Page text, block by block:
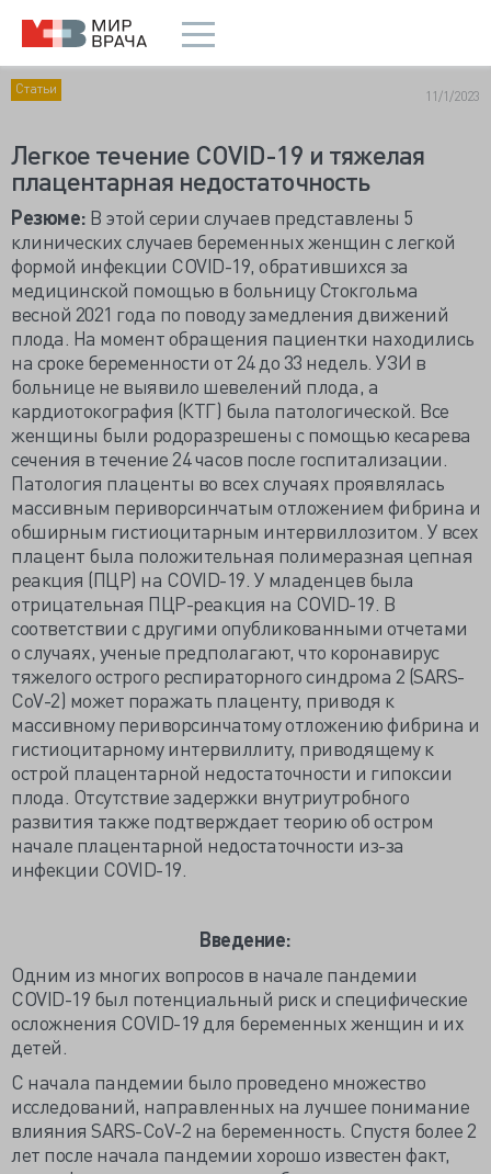
Статьи 11/1/2023
Легкое течение COVID-19 и тяжелая
плацентарная недостаточность
Резюме: В этой серии случаев представлены 5
клинических случаев беременных женщин с легкой
формой инфекции COVID-19, обратившихся за
медицинской помощью в больницу Стокгольма
весной 2021 года по поводу замедления движений
плода. На момент обращения пациентки находились
на сроке беременности от 24 до 33 недель. УЗИ в
больнице не выявило шевелений плода, а
кардиотокография (КТГ) была патологической. Все
женщины были родоразрешены с помощью кесарева
сечения в течение 24 часов после госпитализации.
Патология плаценты во всех случаях проявлялась
массивным периворсинчатым отложением фибрина и
обширным гистиоцитарным интервиллозитом. У всех
плацент была положительная полимеразная цепная
реакция (ПЦР) на COVID-19. У младенцев была
отрицательная ПЦР-реакция на COVID-19. В
соответствии с другими опубликованными отчетами
о случаях, ученые предполагают, что коронавирус
тяжелого острого респираторного синдрома 2 (SARS-
CoV-2) может поражать плаценту, приводя к
массивному периворсинчатому отложению фибрина и
гистиоцитарному интервиллиту, приводящему к
острой плацентарной недостаточности и гипоксии
плода. Отсутствие задержки внутриутробного
развития также подтверждает теорию об остром
начале плацентарной недостаточности из-за
инфекции COVID-19.
Введение:
Одним из многих вопросов в начале пандемии
COVID-19 был потенциальный риск и специфические
осложнения COVID-19 для беременных женщин и их
детей.
С начала пандемии было проведено множество
исследований, направленных на лучшее понимание
влияния SARS-CoV-2 на беременность. Спустя более 2
лет после начала пандемии хорошо известен факт,